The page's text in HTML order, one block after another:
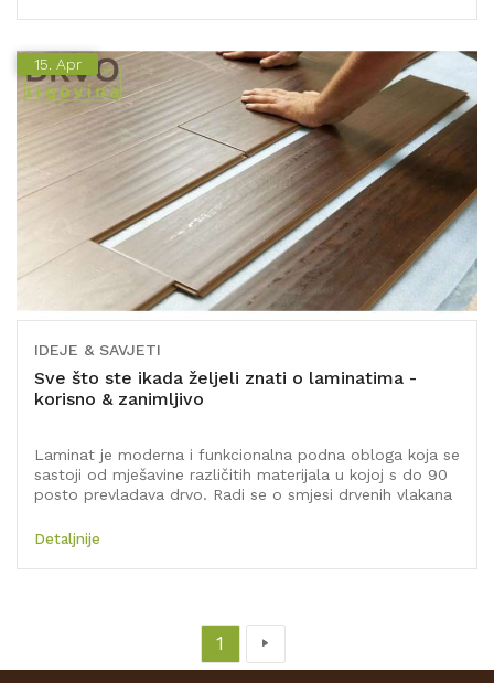
15. Apr
IDEJE & SAVJETI
Sve što ste ikada željeli znati o laminatima -
korisno & zanimljivo
Laminat je moderna i funkcionalna podna obloga koja se
sastoji od mješavine različitih materijala u kojoj s do 90
posto prevladava drvo. Radi se o smjesi drvenih vlakana
sintetičkih smola.
Detaljnije
1